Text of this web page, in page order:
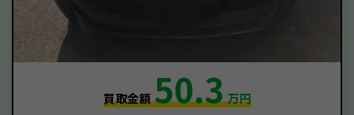
買取金額50.3万円